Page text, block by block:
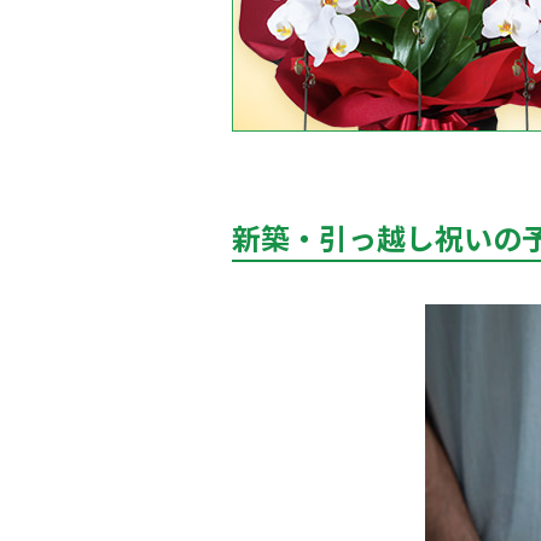
新築・引っ越し祝いの